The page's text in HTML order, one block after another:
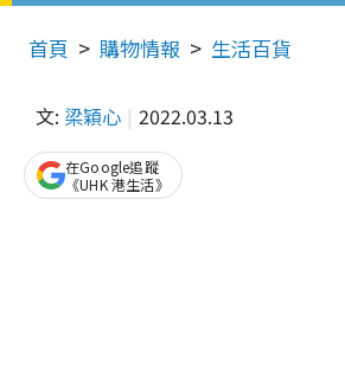
首頁 購物情報 生活百貨
文: 梁穎心 2022.03.13
在Google追蹤
《UHK 港生活》